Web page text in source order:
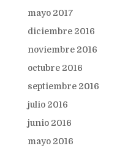
mayo 2017
diciembre 2016
noviembre 2016
octubre 2016
septiembre 2016
julio 2016
junio 2016
mayo 2016